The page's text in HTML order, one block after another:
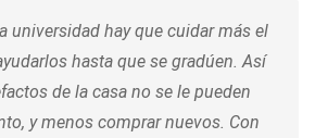
universidad hay que cuidar más el
hasta que se gradúen. Así
de la casa no se le pueden
y menos comprar nuevos. Con